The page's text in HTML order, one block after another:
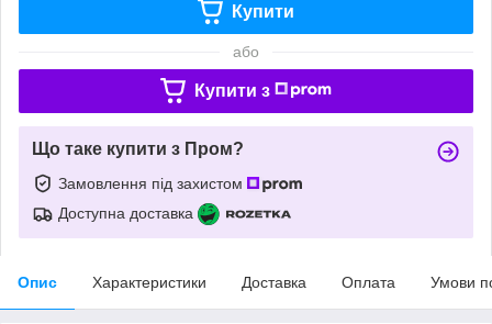
Купити
або
Купити з
Що таке купити з Пром?
Замовлення під захистом
Доступна доставка
Опис Характеристики Доставка Оплата Умови